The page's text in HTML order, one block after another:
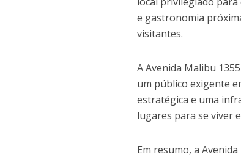
e gastronomia
visitantes.
A Avenida Malibu
um público exigente
estratégica e uma
lugares para se viver
Em resumo, a